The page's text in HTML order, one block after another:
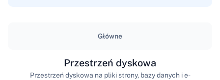
Główne
Przestrzeń dyskowa
Przestrzeń dyskowa na pliki strony, bazy danych i e-